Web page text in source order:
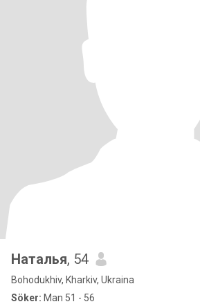
Наталья, 54
Bohodukhiv, Kharkiv, Ukraina
Söker: Man 51 - 56